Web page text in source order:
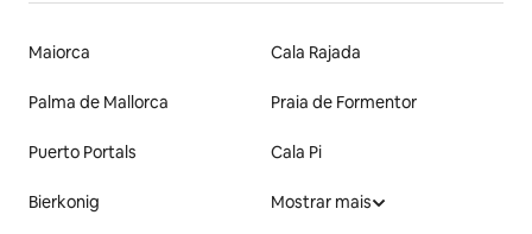
Maiorca Cala Rajada
Palma de Mallorca Praia de Formentor
Puerto Portals Cala Pi
Bierkonig Mostrar mais